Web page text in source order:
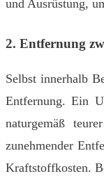
und Ausrüstung,
2. Entfernung
Selbst innerhalb
Entfernung. Ein
naturgemäß
zunehmender
Kraftstoffkosten.